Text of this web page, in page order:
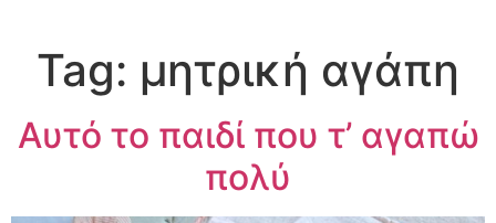
Tag: μητρική αγάπη
Αυτό το παιδί που τ’ αγαπώ
πολύ